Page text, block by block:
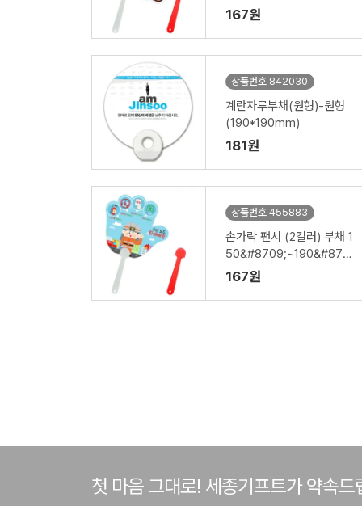
9; (손잡이110mm)
167원
상품번호 842030
계란자루부채(원형)-원형
(190*190mm)
181원
상품번호 455883
손가락 팬시 (2컬러) 부채 1
50&#8709;~190&#870
9; (손잡이110mm)
167원
첫 마음 그대로! 세종기프트가 약속드